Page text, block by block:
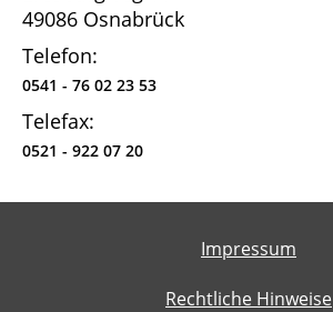
49086 Osnabrück
Telefon:
0541 - 76 02 23 53
Telefax:
0521 - 922 07 20
Impressum
Rechtliche Hinweise